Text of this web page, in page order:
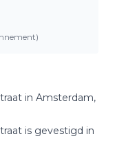
in Amsterdam,
is gevestigd in